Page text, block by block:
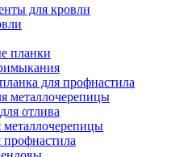
для кровли
планки
для профнастила
металлочерепицы
отлива
металлочерепицы
профнастила